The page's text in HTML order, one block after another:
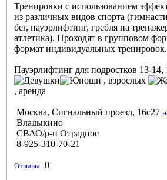
Тренировки с использованием
из различных видов спорта
бег, пауэрлифтинг, гребля на
атлетика). Проходят в групповом
формат индивидуальных тренировок.
Пауэрлифтинг для подростков 13-14,
, взрослых
, аренда
Москва, Сигнальный проезд, 16с27
Владыкино
СВАО/р-н Отрадное
8-925-310-70-21
Отзывы: 0